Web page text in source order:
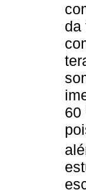
da
60